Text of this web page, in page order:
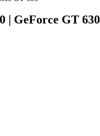
| GeForce GT 630